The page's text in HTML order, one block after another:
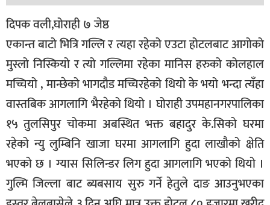
बिशेष
भिडियो
पत्रपत्रिका
खेलकुद
बिश्व
अचम्म
दुनिया
बिचार
कुराकानी
दिपक वली,घोराही ७ जेष्ठ
एकान्त बाटो भित्रि गल्लि र त्यहा रहेको एउटा होटलबाट आगोको
मुस्लो निस्कियो र त्यो गल्लिमा रहेका मानिस हरुको कोलहाल
मच्चियो , मान्छेको भागदौड मच्चिरहेको थियो के भयो भन्दा त्यँहा
वास्तबिक आगलागि भैरहेको थियो । घोराही उपमहानगरपालिका
१५ तुलसिपुर चोकमा अबस्थित भक्त बहादुर के.सिको घरमा
रहेको न्यु लुम्बिनि खाजा घरमा आगलागि हुदा लाखौको क्षेति
भएको छ । ग्यास सिलिन्डर लिग हुदा आगलागि भएको थियो ।
गुल्मि जिल्ला बाट ब्यबसाय सुरु गर्ने हेतुले दाङ आउनुभएका